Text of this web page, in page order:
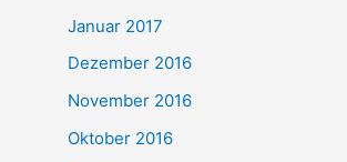
Januar 2017
Dezember 2016
November 2016
Oktober 2016